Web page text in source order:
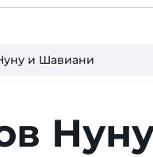
и Шавиани